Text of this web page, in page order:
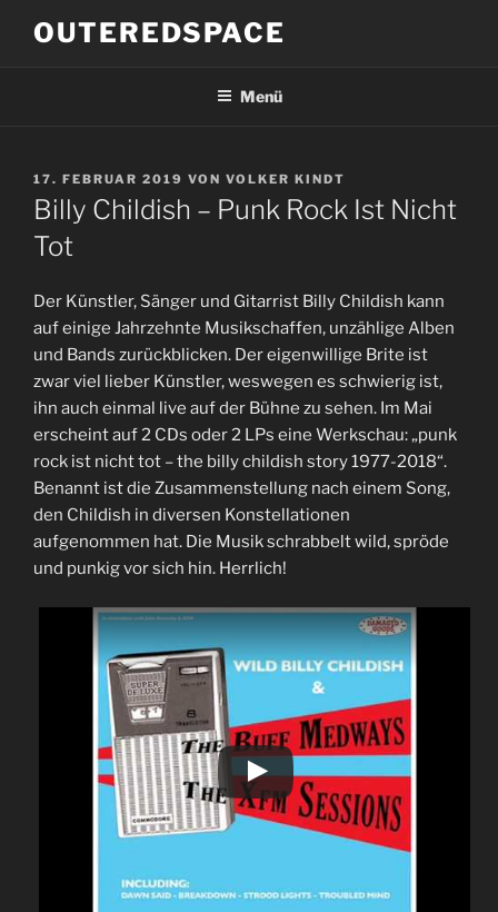
InhaltOUTEREDSPACE
Menü
VERÖFFENTLICHT
AM
17. FEBRUAR 2019 VON VOLKER KINDT
Billy Childish – Punk Rock Ist Nicht
Tot
Der Künstler, Sänger und Gitarrist Billy Childish kann
auf einige Jahrzehnte Musikschaffen, unzählige Alben
und Bands zurückblicken. Der eigenwillige Brite ist
zwar viel lieber Künstler, weswegen es schwierig ist,
ihn auch einmal live auf der Bühne zu sehen. Im Mai
erscheint auf 2 CDs oder 2 LPs eine Werkschau: „punk
rock ist nicht tot – the billy childish story 1977-2018“.
Benannt ist die Zusammenstellung nach einem Song,
den Childish in diversen Konstellationen
aufgenommen hat. Die Musik schrabbelt wild, spröde
und punkig vor sich hin. Herrlich!